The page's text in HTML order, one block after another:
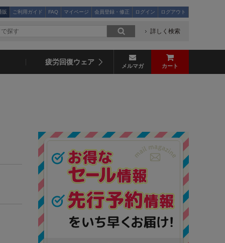
販 ご利用ガイド FAQ マイページ 会員登録・修正 ログイン ログアウト
詳しく検索
疲労回復ウェア メルマガ カート